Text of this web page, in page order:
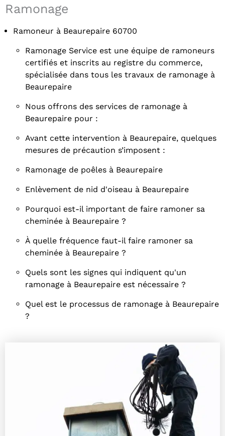
Ramonage
Ramoneur à Beaurepaire 60700
Ramonage Service est une équipe de ramoneurs
certifiés et inscrits au registre du commerce,
spécialisée dans tous les travaux de ramonage à
Beaurepaire
Nous offrons des services de ramonage à
Beaurepaire pour :
Avant cette intervention à Beaurepaire, quelques
mesures de précaution s’imposent :
Ramonage de poêles à Beaurepaire
Enlèvement de nid d'oiseau à Beaurepaire
Pourquoi est-il important de faire ramoner sa
cheminée à Beaurepaire ?
À quelle fréquence faut-il faire ramoner sa
cheminée à Beaurepaire ?
Quels sont les signes qui indiquent qu'un
ramonage à Beaurepaire est nécessaire ?
Quel est le processus de ramonage à Beaurepaire
?